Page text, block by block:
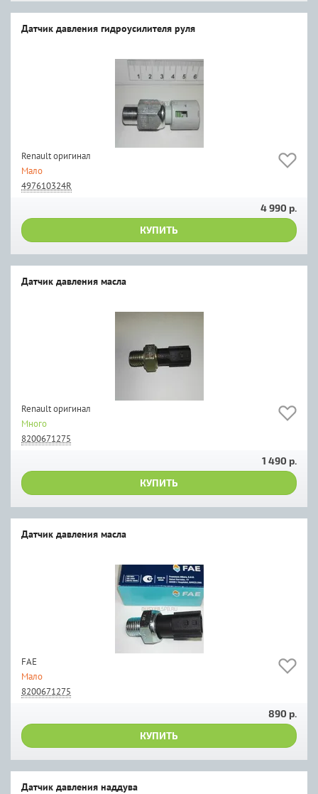
Датчик давления гидроусилителя руля
Renault оригинал
Мало
497610324R
4 990 р.
КУПИТЬ
Датчик давления масла
Renault оригинал
Много
8200671275
1 490 р.
КУПИТЬ
Датчик давления масла
FAE
Мало
8200671275
890 р.
КУПИТЬ
Датчик давления наддува